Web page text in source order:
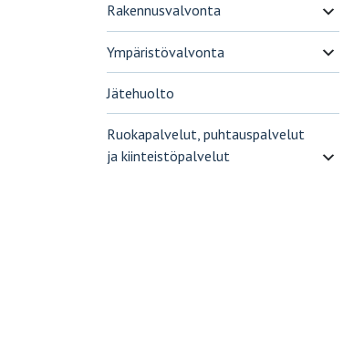
Rakennusvalvonta
Ympäristövalvonta
Jätehuolto
Ruokapalvelut, puhtauspalvelut
ja kiinteistöpalvelut